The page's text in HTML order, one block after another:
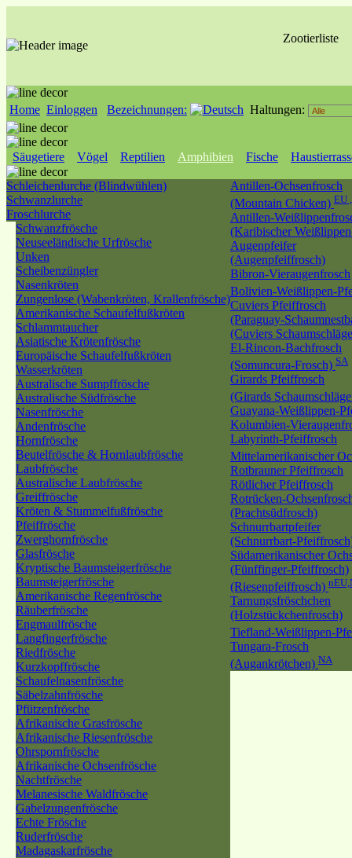
Zootierliste
Home Einloggen Bezeichnungen: Haltungen:
Säugetiere Vögel Reptilien Amphibien Fische
Schleichenlurche (Blindwühlen)
Schwanzlurche
Froschlurche
Schwanzfrösche
Neuseeländische Urfrösche
Unken
Scheibenzüngler
Nasenkröten
Zungenlose (Wabenkröten, Krallenfrösche)
Amerikanische Schaufelfußkröten
Schlammtaucher
Asiatische Krötenfrösche
Europäische Schaufelfußkröten
Wasserkröten
Australische Sumpffrösche
Australische Südfrösche
Nasenfrösche
Andenfrösche
Hornfrösche
Beutelfrösche & Hornlaubfrösche
Laubfrösche
Australische Laubfrösche
Greiffrösche
Kröten & Stummelfußfrösche
Pfeiffrösche
Zwerghornfrösche
Glasfrösche
Kryptische Baumsteigerfrösche
Baumsteigerfrösche
Amerikanische Regenfrösche
Räuberfrösche
Engmaulfrösche
Langfingerfrösche
Riedfrösche
Kurzkopffrösche
Schaufelnasenfrösche
Säbelzahnfrösche
Pfützenfrösche
Afrikanische Grasfrösche
Afrikanische Riesenfrösche
Ohrspornfrösche
Afrikanische Ochsenfrösche
Nachtfrösche
Melanesische Waldfrösche
Gabelzungenfrösche
Echte Frösche
Ruderfrösche
Madagaskarfrösche
Antillen-Ochsenfrosch
(Mountain Chicken) EU
Antillen-
(Karibischer
Augenpfeifer
(Augenpfeiffrosch)
Bibron-Vieraugenfrosch
Bolivien-Weißlippen-
Cuviers Pfeiffrosch
(Paraguay-
(Cuviers
El-Rincon-Bachfrosch
(Somuncura-Frosch) SA
Girards Pfeiffrosch
(Girards
Guayana-Weißlippen-
Kolumbien-
Labyrinth-Pfeiffrosch
Mittelamerikanischer
Rotbrauner Pfeiffrosch
Rötlicher Pfeiffrosch
Rotrücken-
(Prachtsüdfrosch)
Schnurrbartpfeifer
(Schnurrbart-
Südamerikanischer
(Fünffinger-Pfeiffrosch)
(Riesenpfeiffrosch)
Tarnungsfröschchen
(Holzstückchenfrosch)
Tiefland-Weißlippen-
Tungara-Frosch
(Augankrötchen) NA